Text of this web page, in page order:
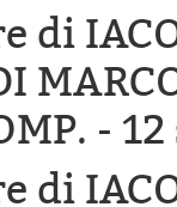
di
-
di